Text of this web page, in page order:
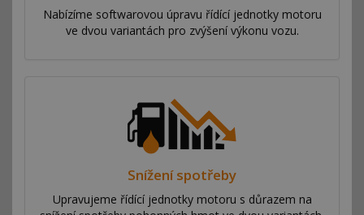
Nabízíme softwarovou úpravu řídící jednotky motoru
ve dvou variantách pro zvýšení výkonu vozu.
Snížení spotřeby
Upravujeme řídící jednotky motoru s důrazem na